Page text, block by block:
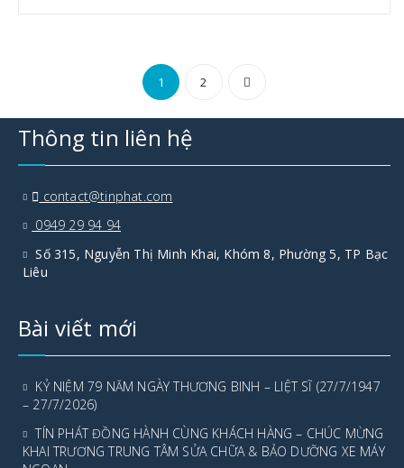
Điều
hướng
bài
1 2
Thông tin liên hệ
contact@tinphat.com
0949 29 94 94
Số 315, Nguyễn Thị Minh Khai, Khóm 8, Phường 5, TP Bạc
Liêu
Bài viết mới
KỶ NIỆM 79 NĂM NGÀY THƯƠNG BINH – LIỆT SĨ (27/7/1947
– 27/7/2026)
TÍN PHÁT ĐỒNG HÀNH CÙNG KHÁCH HÀNG – CHÚC MỪNG
KHAI TRƯƠNG TRUNG TÂM SỬA CHỮA & BẢO DƯỠNG XE MÁY